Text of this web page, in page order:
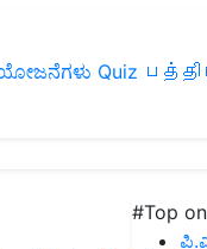
Quiz
#Top